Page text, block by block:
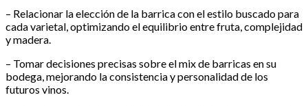
– Relacionar la elección de la barrica con el estilo buscado para
cada varietal, optimizando el equilibrio entre fruta, complejidad
y madera.
– Tomar decisiones precisas sobre el mix de barricas en su
bodega, mejorando la consistencia y personalidad de los
futuros vinos.